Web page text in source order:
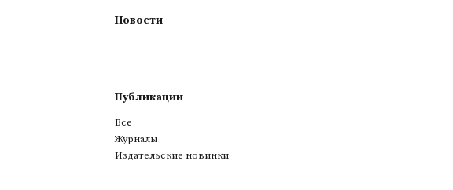
Новости
Публикации
Все
Журналы
Издательские новинки